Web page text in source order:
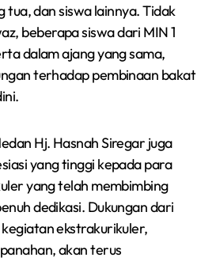
tua, dan siswa lainnya. Tidak
beberapa siswa dari MIN 1
dalam ajang yang sama,
terhadap pembinaan bakat
Hj. Hasnah Siregar juga
yang tinggi kepada para
yang telah membimbing
dedikasi. Dukungan dari
ekstrakurikuler,
akan terus